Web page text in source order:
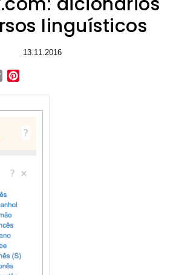
linguísticos
13.11.2016
Copy